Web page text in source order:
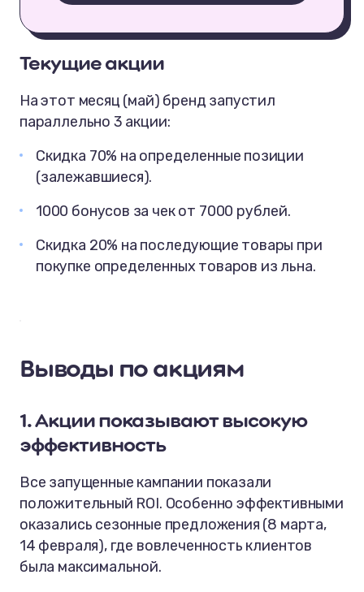
Текущие акции
На этот месяц (май) бренд запустил
параллельно 3 акции:
Скидка 70% на определенные позиции
(залежавшиеся).
1000 бонусов за чек от 7000 рублей.
Скидка 20% на последующие товары при
покупке определенных товаров из льна.
Выводы по акциям
1. Акции показывают высокую
эффективность
Все запущенные кампании показали
положительный ROI. Особенно эффективными
оказались сезонные предложения (8 марта,
14 февраля), где вовлеченность клиентов
была максимальной.